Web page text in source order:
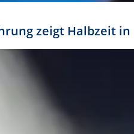
zeigt Halbzeit